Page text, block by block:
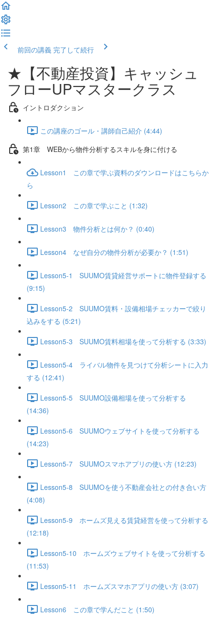
前回の講義 完了して続行
★【不動産投資】キャッシュ
フローUPマスタークラス
イントロダクション
この講座のゴール・講師自己紹介 (4:44)
第1章 WEBから物件分析するスキルを身に付ける
Lesson1 この章で学ぶ資料のダウンロードはこちらか
ら
Lesson2 この章で学ぶこと (1:32)
Lesson3 物件分析とは何か？ (0:40)
Lesson4 なぜ自分の物件分析が必要か？ (1:51)
Lesson5-1 SUUMO賃貸経営サポートに物件登録する
(9:15)
Lesson5-2 SUUMO賃料・設備相場チェッカーで絞り
込みをする (5:21)
Lesson5-3 SUUMO賃料相場を使って分析する (3:33)
Lesson5-4 ライバル物件を見つけて分析シートに入力
する (12:41)
Lesson5-5 SUUMO設備相場を使って分析する
(14:36)
Lesson5-6 SUUMOウェブサイトを使って分析する
(14:23)
Lesson5-7 SUUMOスマホアプリの使い方 (12:23)
Lesson5-8 SUUMOを使う不動産会社との付き合い方
(4:08)
Lesson5-9 ホームズ見える賃貸経営を使って分析する
(12:18)
Lesson5-10 ホームズウェブサイトを使って分析する
(11:53)
Lesson5-11 ホームズスマホアプリの使い方 (3:07)
Lesson6 この章で学んだこと (1:50)